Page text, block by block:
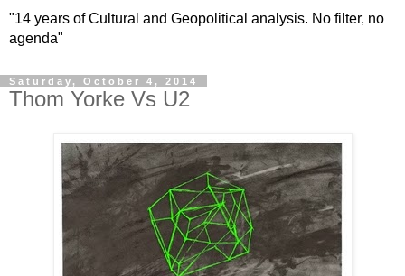
"14 years of Cultural and Geopolitical analysis. No filter, no
agenda"
Saturday, October 4, 2014
Thom Yorke Vs U2